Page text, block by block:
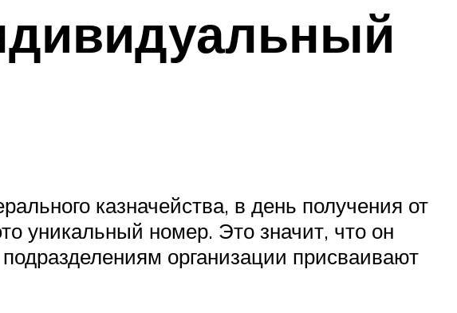
казначейства, в день получения от
уникальный номер. Это значит, что он
организации присваивают